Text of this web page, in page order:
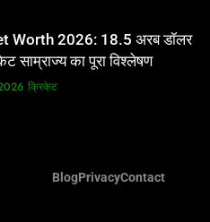
के मालिक: फ्रेंचाइजी के पीछे की
क्रिकेट
(2008-2026)
Worth 2026: 18.5 अरब डॉलर
साम्राज्य का पूरा विश्लेषण
क्रिकेट
BlogPrivacyContact